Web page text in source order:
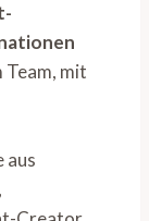
mit
aus